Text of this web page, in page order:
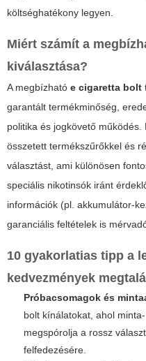
költséghatékony legyen.
Miért számít a
kiválasztása?
A megbízható e cigaretta bolt
garantált termékminőség,
politika és jogkövető
összetett termékszűrőkkel és
választást, ami különösen
speciális nikotinsók iránt
információk (pl. akkumulátor-
garanciális feltételek is
10 gyakorlatias tipp a
kedvezmények
Próbacsomagok és
bolt kínálatokat, ahol
megspórolja a rossz
felfedezésére.